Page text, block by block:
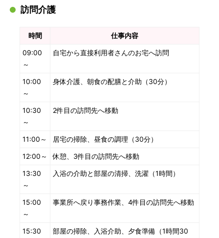
訪問介護
時間 仕事内容
09:00
～
自宅から直接利用者さんのお宅へ訪問
10:00
～
身体介護、朝食の配膳と介助（30分）
10:30
～
2件目の訪問先へ移動
11:00～ 居宅の掃除、昼食の調理（30分）
12:00～ 休憩、3件目の訪問先へ移動
13:30
～
入浴の介助と部屋の清掃、洗濯（1時間）
15:00
～
事業所へ戻り事務作業、4件目の訪問先へ移動
15:30
部屋の掃除、入浴介助、夕食準備（1時間30